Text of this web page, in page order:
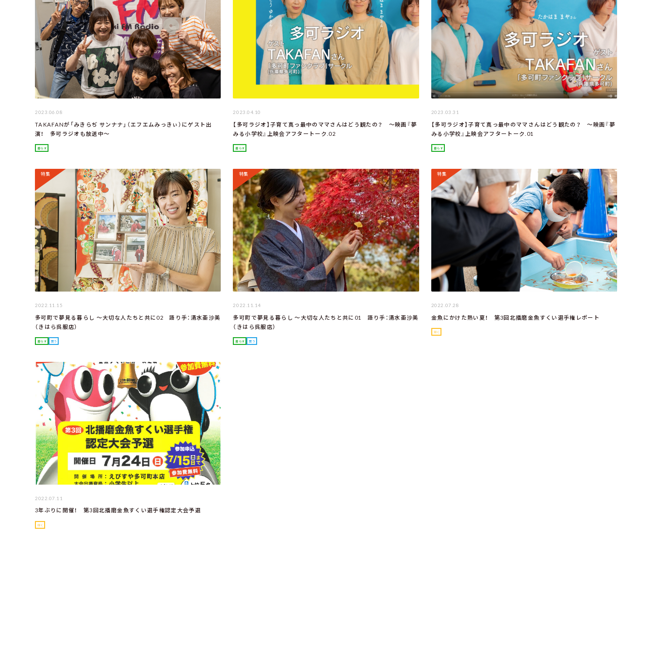
2023.06.08
TAKAFANが「みきらぢ サンナナ」（エフエムみっきぃ）にゲスト出
演！ 多可ラジオも放送中～
暮らす
2023.04.10
【多可ラジオ】子育て真っ最中のママさんはどう観たの？ ～映画『夢
みる小学校』上映会アフタートーク.02
暮らす
2023.03.31
【多可ラジオ】子育て真っ最中のママさんはどう観たの？ ～映画『夢
みる小学校』上映会アフタートーク.01
暮らす
特集
2022.11.15
多可町で夢見る暮らし ～大切な人たちと共に02 語り手：清水亜沙美
（きはら呉服店）
暮らす 買う
特集
2022.11.14
多可町で夢見る暮らし ～大切な人たちと共に01 語り手：清水亜沙美
（きはら呉服店）
暮らす 買う
特集
2022.07.28
金魚にかけた熱い夏！ 第3回北播磨金魚すくい選手権レポート
行く
2022.07.11
3年ぶりに開催！ 第3回北播磨金魚すくい選手権認定大会予選
行く